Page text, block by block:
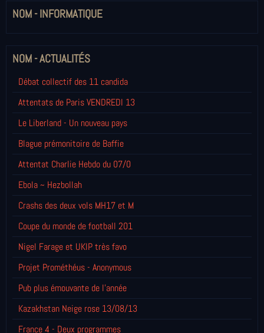
NOM - INFORMATIQUE
NOM - ACTUALITÉS
Débat collectif des 11 candida
Attentats de Paris VENDREDI 13
Le Liberland - Un nouveau pays
Blague prémonitoire de Baffie
Attentat Charlie Hebdo du 07/0
Ebola ~ Hezbollah
Crashs des deux vols MH17 et M
Coupe du monde de football 201
Nigel Farage et UKIP très favo
Projet Prométhéus - Anonymous
Pub plus émouvante de l'année
Kazakhstan Neige rose 13/08/13
France 4 - Deux programmes